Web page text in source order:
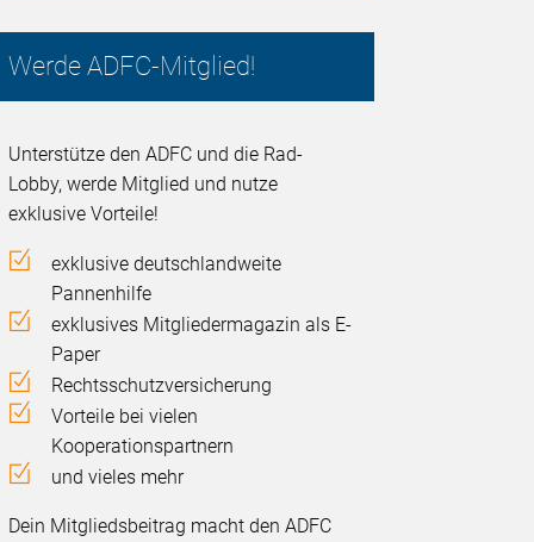
Werde ADFC-Mitglied!
Unterstütze den ADFC und die Rad-
Lobby, werde Mitglied und nutze
exklusive Vorteile!
exklusive deutschlandweite
Pannenhilfe
exklusives Mitgliedermagazin als E-
Paper
Rechtsschutzversicherung
Vorteile bei vielen
Kooperationspartnern
und vieles mehr
Dein Mitgliedsbeitrag macht den ADFC